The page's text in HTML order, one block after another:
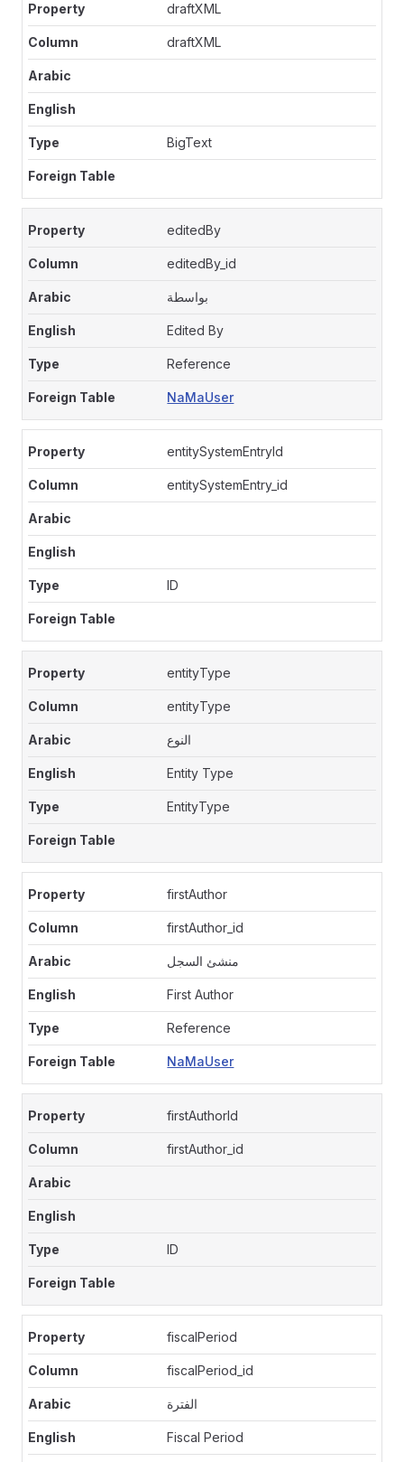
draftXML
draftXML
BigText
editedBy
editedBy_id
بواسطة
Edited By
Reference
NaMaUser
entitySystemEntryId
entitySystemEntry_id
ID
entityType
entityType
النوع
Entity Type
EntityType
firstAuthor
firstAuthor_id
منشئ السجل
First Author
Reference
NaMaUser
firstAuthorId
firstAuthor_id
ID
fiscalPeriod
fiscalPeriod_id
الفترة
Fiscal Period